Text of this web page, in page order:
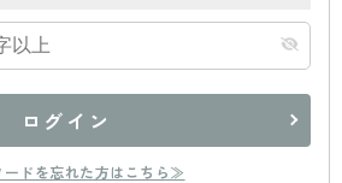
ログイン
ードを忘れた方はこちら≫